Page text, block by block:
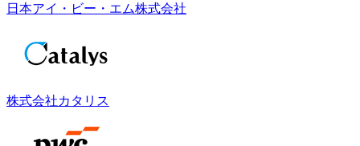
日本アイ・ビー・エム株式会社
株式会社カタリス